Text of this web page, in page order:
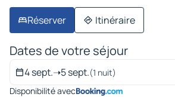
Réserver Itinéraire
Dates de votre séjour
4 sept.➝5 sept.(1 nuit)
Disponibilité avec